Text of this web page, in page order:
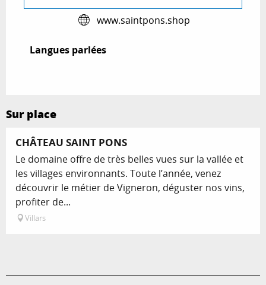
www.saintpons.shop
Langues parlées
Langues parlées
Sur place
CHÂTEAU SAINT PONS
Le domaine offre de très belles vues sur la vallée et
les villages environnants. Toute l’année, venez
découvrir le métier de Vigneron, déguster nos vins,
profiter de...
Villars